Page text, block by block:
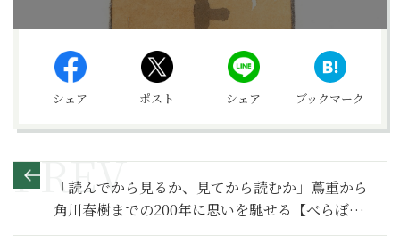
シェア ポスト シェア ブックマーク
「読んでから見るか、見てから読むか」蔦重から
角川春樹までの200年に思いを馳せる【べらぼう
～蔦重栄華乃夢噺～ 満喫リポート】蔦重凄い編